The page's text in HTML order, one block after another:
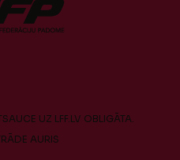
UZ LFF.LV OBLIGĀTA.
AURIS